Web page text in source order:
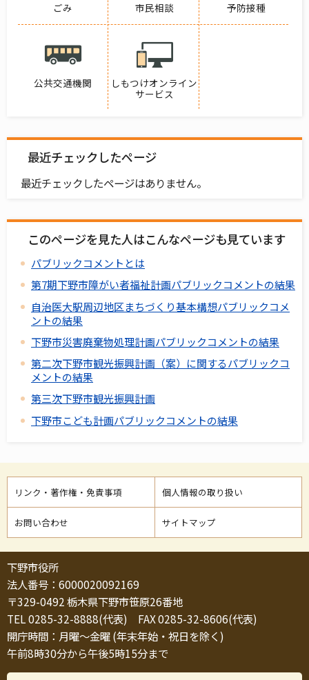
ごみ 市民相談 予防接種
公共交通機関
しもつけオンライン
サービス
最近チェックしたページ
最近チェックしたページはありません。
このページを見た人はこんなページも見ています
パブリックコメントとは
第7期下野市障がい者福祉計画パブリックコメントの結果
自治医大駅周辺地区まちづくり基本構想パブリックコメ
ントの結果
下野市災害廃棄物処理計画パブリックコメントの結果
第二次下野市観光振興計画（案）に関するパブリックコ
メントの結果
第三次下野市観光振興計画
下野市こども計画パブリックコメントの結果
リンク・著作権・免責事項 個人情報の取り扱い
お問い合わせ サイトマップ
下野市役所
法人番号：6000020092169
〒329-0492 栃木県下野市笹原26番地
TEL 0285-32-8888(代表) FAX 0285-32-8606(代表)
開庁時間：月曜～金曜 (年末年始・祝日を除く)
午前8時30分から午後5時15分まで